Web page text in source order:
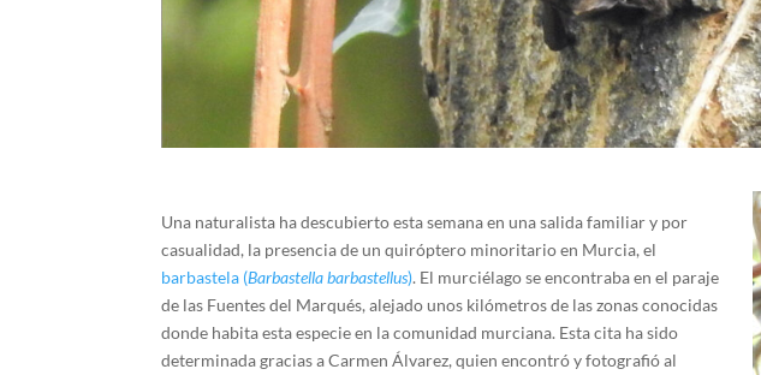
Una naturalista ha descubierto esta semana en una salida familiar y por
casualidad, la presencia de un quiróptero minoritario en Murcia, el
barbastela (Barbastella barbastellus). El murciélago se encontraba en el paraje
de las Fuentes del Marqués, alejado unos kilómetros de las zonas conocidas
donde habita esta especie en la comunidad murciana. Esta cita ha sido
determinada gracias a Carmen Álvarez, quien encontró y fotografió al